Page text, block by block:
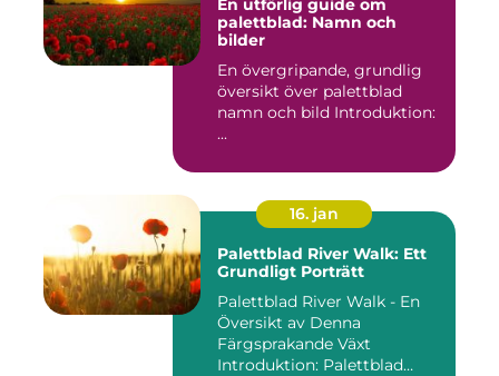
palettblad: Namn och
bilder
En övergripande, grundlig
översikt över palettblad
namn och bild Introduktion:
...
16. jan
Palettblad River Walk: Ett
Grundligt Porträtt
Palettblad River Walk - En
Översikt av Denna
Färgsprakande Växt
Introduktion: Palettblad